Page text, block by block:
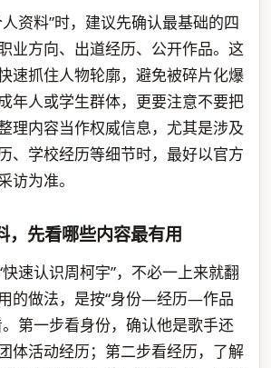
资料”时，建议先确认最基础的四
业方向、出道经历、公开作品。这
速抓住人物轮廓，避免被碎片化爆
年人或学生群体，更要注意不要把
理内容当作权威信息，尤其是涉及
、学校经历等细节时，最好以官方
访为准。
，先看哪些内容最有用
速认识周柯宇”，不必一上来就翻
的做法，是按“身份—经历—作品
第一步看身份，确认他是歌手还
体活动经历；第二步看经历，了解